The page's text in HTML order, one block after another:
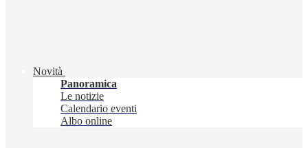
Novità
Panoramica
Le notizie
Calendario eventi
Albo online